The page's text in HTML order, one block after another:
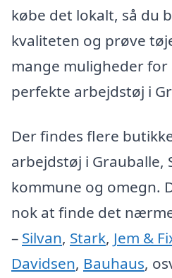
købe det lokalt, så du
kvaliteten og prøve
mange muligheder
perfekte arbejdstøj i
Der findes flere
arbejdstøj i Grauballe,
kommune og omegn.
nok at finde det
– Silvan, Stark, Jem &
Davidsen, Bauhaus,